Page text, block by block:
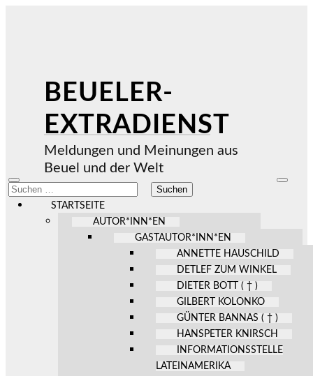
BEUELER-
EXTRADIENST
Meldungen und Meinungen aus
Beuel und der Welt
Mobile-
Menü
ein-/ausblenden
Suchen
nach:
STARTSEITE
AUTOR*INN*EN
GASTAUTOR*INN*EN
ANNETTE HAUSCHILD
DETLEF ZUM WINKEL
DIETER BOTT ( † )
GILBERT KOLONKO
GÜNTER BANNAS ( † )
HANSPETER KNIRSCH
INFORMATIONSSTELLE
LATEINAMERIKA